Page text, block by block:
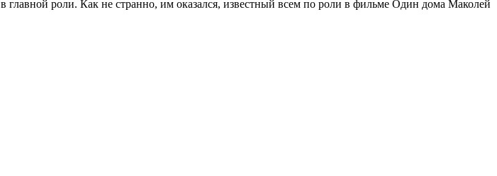
в главной роли. Как не странно, им оказался, известный всем по роли в фильме Один дома Маколей